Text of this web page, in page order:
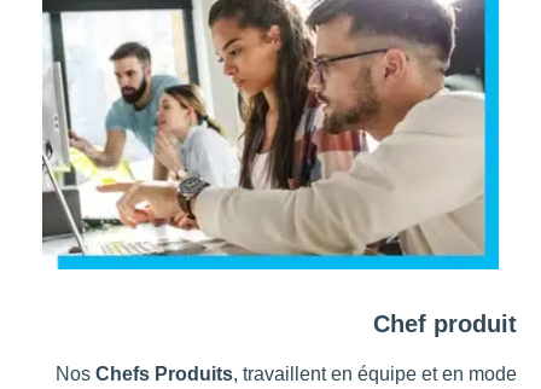
Chef produit
Nos Chefs Produits, travaillent en équipe et en mode